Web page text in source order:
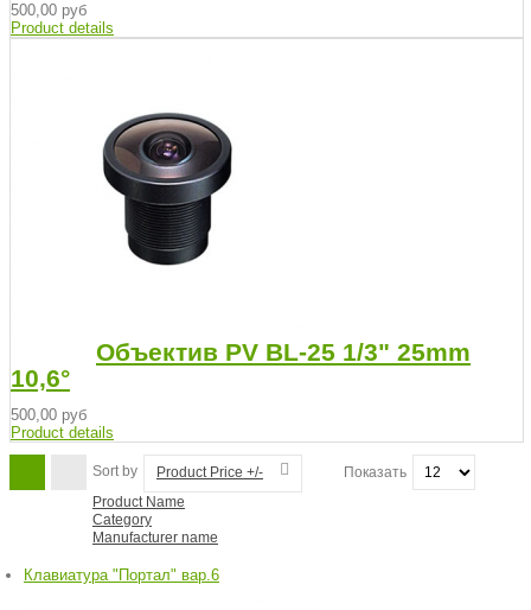
500,00 руб
Product details
Объектив PV BL-25 1/3" 25mm
10,6°
500,00 руб
Product details
Sort by
Product Price +/-
Product Name
Category
Manufacturer name
Показать
Клавиатура "Портал" вар.6